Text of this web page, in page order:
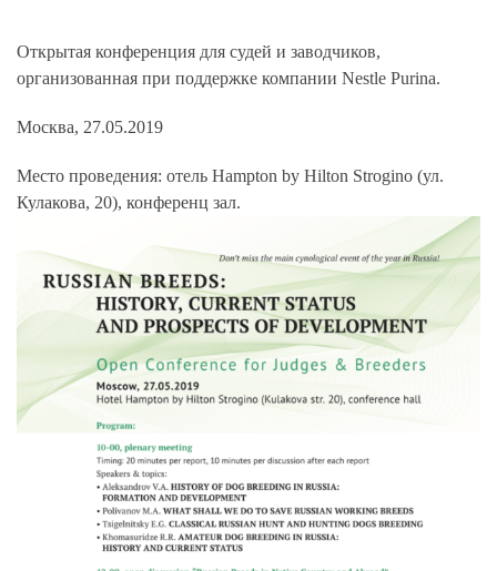
Открытая конференция для судей и заводчиков,
организованная при поддержке компании Nestle Purina.
Москва, 27.05.2019
Место проведения: отель Hampton by Hilton Strogino (ул.
Кулакова, 20), конференц зал.